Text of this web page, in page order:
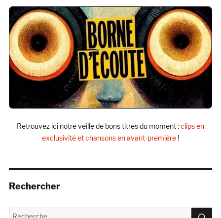
Retrouvez ici notre veille de bons titres du moment :clips en
exclusivité et chansons en avant-première !
Rechercher
Recherche